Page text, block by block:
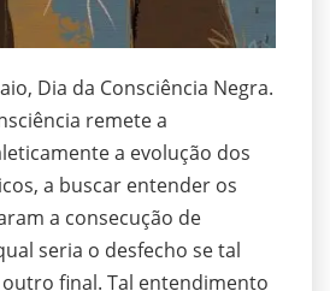
Dia da Consciência Negra.
remete a
a evolução dos
a buscar entender os
a consecução de
seria o desfecho se tal
final. Tal entendimento